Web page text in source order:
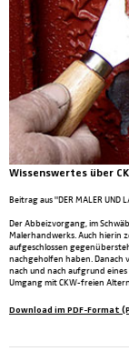
Wissenswertes über
Beitrag aus "DER MALER UND
Der Abbeizvorgang, im
Malerhandwerks. Auch hierin
aufgeschlossen
nachgeholfen haben. Danach
nach und nach aufgrund
Umgang mit CKW-freien
Download im PDF-Format